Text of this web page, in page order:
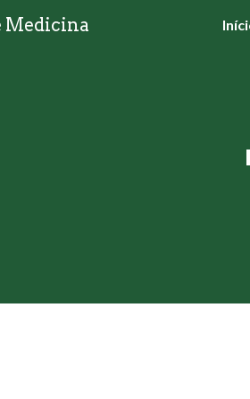
Skip to main content
Medicina